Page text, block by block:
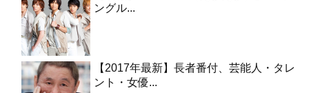
ングル...
【2017年最新】長者番付、芸能人・タレ
ント・女優...